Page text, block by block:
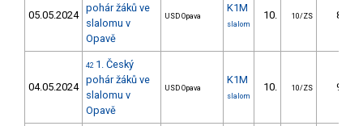
05.05.2024
pohár žáků ve
slalomu v
Opavě
USD Opava
K1M
slalom
10. 10/ZS 8.09
04.05.2024
42 1. Český
pohár žáků ve
slalomu v
Opavě
USD Opava
K1M
slalom
10. 10/ZS 9.62